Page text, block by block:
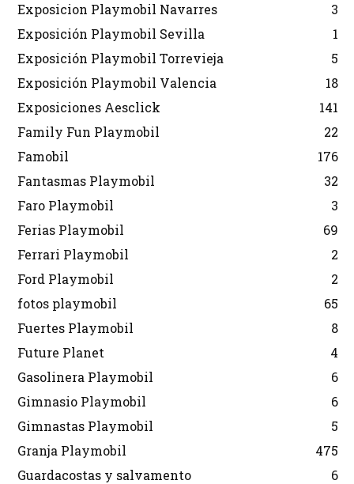
Exposicion Playmobil Navarres
3
Exposición Playmobil Sevilla
1
Exposición Playmobil Torrevieja
5
Exposición Playmobil Valencia
18
Exposiciones Aesclick
141
Family Fun Playmobil
22
Famobil
176
Fantasmas Playmobil
32
Faro Playmobil
3
Ferias Playmobil
69
Ferrari Playmobil
2
Ford Playmobil
2
fotos playmobil
65
Fuertes Playmobil
8
Future Planet
4
Gasolinera Playmobil
6
Gimnasio Playmobil
6
Gimnastas Playmobil
5
Granja Playmobil
475
Guardacostas y salvamento
6